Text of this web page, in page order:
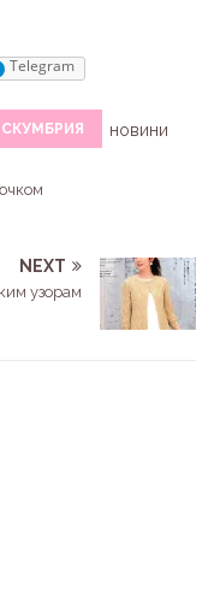
Telegram
СКУМБРИЯ
новини
NEXT
узорам